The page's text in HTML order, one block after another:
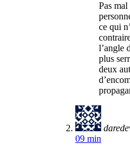
Pas
ce qui
l’angle
plus
deux
09 min